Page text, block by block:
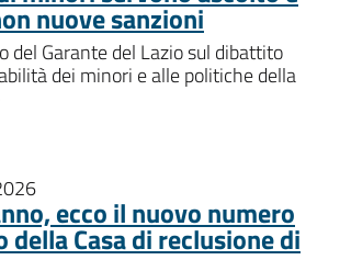
nuove sanzioni
del Garante del Lazio sul dibattito
dei minori e alle politiche della
ecco il nuovo numero
Casa di reclusione di